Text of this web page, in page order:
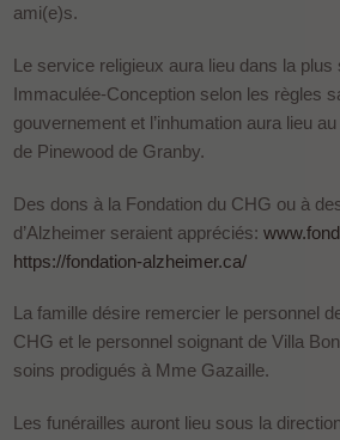
ami(e)s.
Le service religieux aura lieu dans la plus
Immaculée-Conception selon les règles
gouvernement et l’inhumation aura lieu
de Pinewood de Granby.
Des dons à la Fondation du CHG ou à
d’Alzheimer seraient appréciés:
https://fondation-alzheimer.ca/
La famille désire remercier le personnel
CHG et le personnel soignant de Villa
soins prodigués à Mme Gazaille.
Les funérailles auront lieu sous la